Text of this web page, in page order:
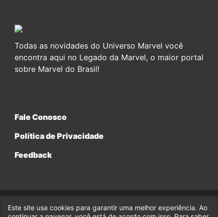
Todas as novidades do Universo Marvel você
encontra aqui no Legado da Marvel, o maior portal
sobre Marvel do Brasil!
Fale Conosco
Política de Privacidade
Feedback
© 2017-2026 Legado da Marvel, uma empresa da Legado
Este site usa cookies para garantir uma melhor experiência. Ao